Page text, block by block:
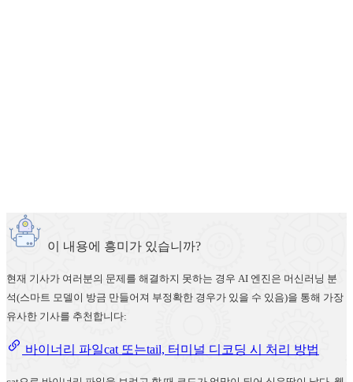
이 내용에 흥미가 있습니까?
현재 기사가 여러분의 문제를 해결하지 못하는 경우 AI 엔진은 머신러닝 분
석(스마트 모델이 방금 만들어져 부정확한 경우가 있을 수 있음)을 통해 가장
유사한 기사를 추천합니다:
바이너리 파일cat 또는tail, 터미널 디코딩 시 처리 방법